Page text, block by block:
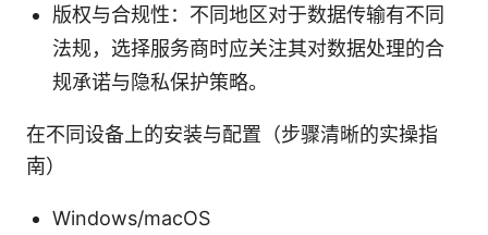
版权与合规性：不同地区对于数据传输有不同
法规，选择服务商时应关注其对数据处理的合
规承诺与隐私保护策略。
在不同设备上的安装与配置（步骤清晰的实操指
南）
Windows/macOS